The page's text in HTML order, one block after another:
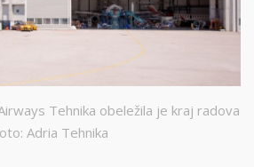
Tehnika obeležila je kraj radova
Adria Tehnika